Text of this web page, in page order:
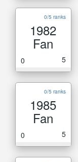
0/5 ranks
1982
Fan
0 5
0/5 ranks
1985
Fan
0 5